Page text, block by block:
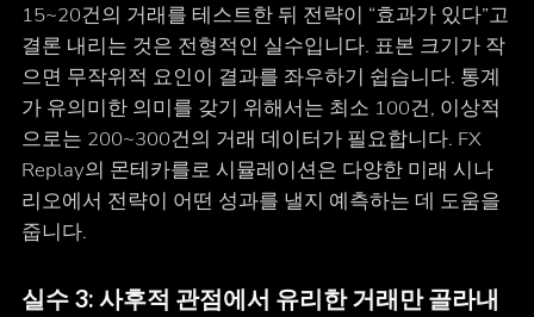
15~20건의 거래를 테스트한 뒤 전략이 “효과가 있다”고
결론 내리는 것은 전형적인 실수입니다. 표본 크기가 작
으면 무작위적 요인이 결과를 좌우하기 쉽습니다. 통계
가 유의미한 의미를 갖기 위해서는 최소 100건, 이상적
으로는 200~300건의 거래 데이터가 필요합니다. FX
Replay의 몬테카를로 시뮬레이션은 다양한 미래 시나
리오에서 전략이 어떤 성과를 낼지 예측하는 데 도움을
줍니다.
실수 3: 사후적 관점에서 유리한 거래만 골라내